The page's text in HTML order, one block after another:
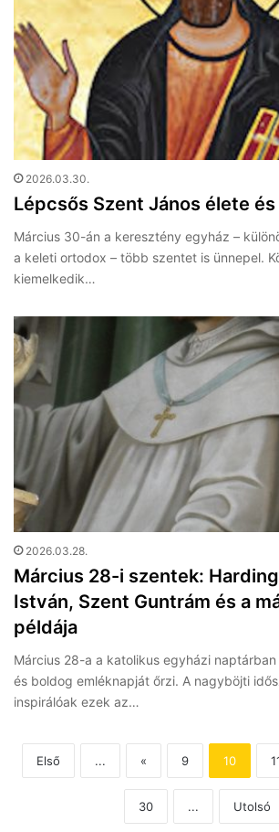
2026.03.30.
Lépcsős Szent János élete
Március 30-án a keresztény egyház –
a keleti ortodox – több szentet is ünnepel.
kiemelkedik…
2026.03.28.
Március 28-i szentek:
István, Szent Guntrám és a
példája
Március 28-a a katolikus egyházi
és boldog emléknapját őrzi. A nagyböjti
inspirálóak ezek az…
Első ... « 9 10
30 ... Utolsó